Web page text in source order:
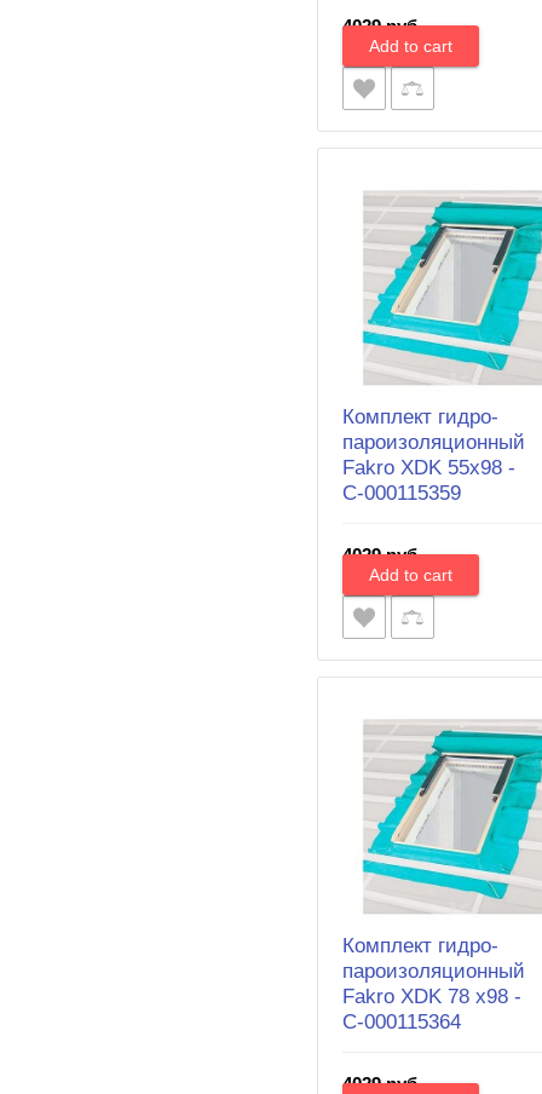
4029 руб.
Комплект гидро-
пароизоляционный
Fakro XDK 55х98 -
С-000115359
4029 руб.
Комплект гидро-
пароизоляционный
Fakro XDK 78 х98 -
С-000115364
4029 руб.